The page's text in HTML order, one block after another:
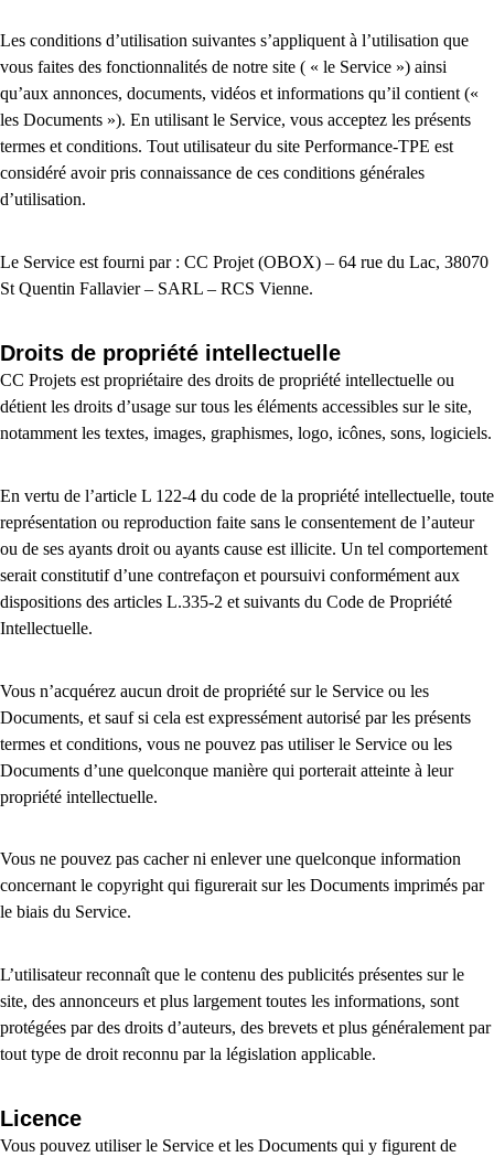
Les conditions d’utilisation suivantes s’appliquent à l’utilisation que
vous faites des fonctionnalités de notre site ( « le Service ») ainsi
qu’aux annonces, documents, vidéos et informations qu’il contient («
les Documents »). En utilisant le Service, vous acceptez les présents
termes et conditions. Tout utilisateur du site Performance-TPE est
considéré avoir pris connaissance de ces conditions générales
d’utilisation.
Le Service est fourni par : CC Projet (OBOX) – 64 rue du Lac, 38070
St Quentin Fallavier – SARL – RCS Vienne.
Droits de propriété intellectuelle
CC Projets est propriétaire des droits de propriété intellectuelle ou
détient les droits d’usage sur tous les éléments accessibles sur le site,
notamment les textes, images, graphismes, logo, icônes, sons, logiciels.
En vertu de l’article L 122-4 du code de la propriété intellectuelle, toute
représentation ou reproduction faite sans le consentement de l’auteur
ou de ses ayants droit ou ayants cause est illicite. Un tel comportement
serait constitutif d’une contrefaçon et poursuivi conformément aux
dispositions des articles L.335-2 et suivants du Code de Propriété
Intellectuelle.
Vous n’acquérez aucun droit de propriété sur le Service ou les
Documents, et sauf si cela est expressément autorisé par les présents
termes et conditions, vous ne pouvez pas utiliser le Service ou les
Documents d’une quelconque manière qui porterait atteinte à leur
propriété intellectuelle.
Vous ne pouvez pas cacher ni enlever une quelconque information
concernant le copyright qui figurerait sur les Documents imprimés par
le biais du Service.
L’utilisateur reconnaît que le contenu des publicités présentes sur le
site, des annonceurs et plus largement toutes les informations, sont
protégées par des droits d’auteurs, des brevets et plus généralement par
tout type de droit reconnu par la législation applicable.
Licence
Vous pouvez utiliser le Service et les Documents qui y figurent de